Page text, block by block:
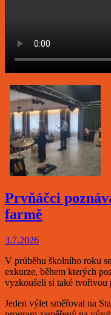
Prvňáčci
farmě
3.7.2026
V průběhu školního roku
exkurze, během kterých
vyzkoušeli si také tvořivou
Jeden výlet směřoval na